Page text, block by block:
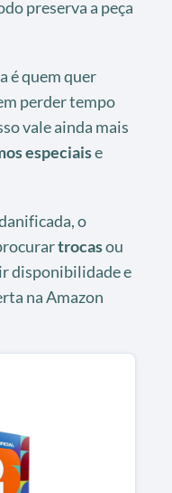
preserva a peça
é quem quer
perder tempo
vale ainda mais
especiaise
o
trocasou
disponibilidade e
na Amazon